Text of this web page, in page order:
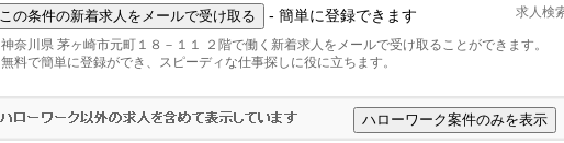
求人検
- 簡単に登録できます
神奈川県 茅ヶ崎市元町１８－１１ ２階で働く新着求人をメールで受け取ることができます。
無料で簡単に登録ができ、スピーディな仕事探しに役に立ちます。